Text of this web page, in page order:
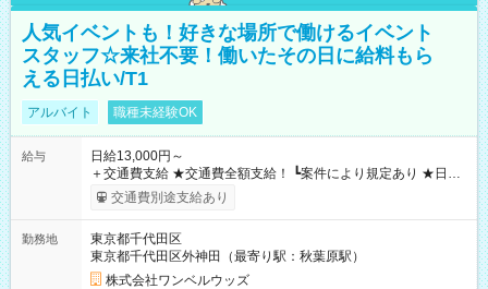
人気イベントも！好きな場所で働けるイベント
スタッフ☆来社不要！働いたその日に給料もら
える日払い/T1
アルバイト 職種未経験OK
給与
日給13,000円～
＋交通費支給 ★交通費全額支給！ ┗案件により規定あり ★日払
いOK！（規定あり） ┗働いたその日に現金GET♪ お仕事後はコ
ンビニATMから 日払い分を引き落とせます！ 【試用期間】試
交通費別途支給あり
勤務地
東京都千代田区
東京都千代田区外神田（最寄り駅：秋葉原駅）
株式会社ワンベルウッズ